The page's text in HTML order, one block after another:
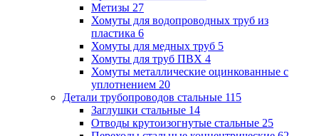
Метизы 27
Хомуты для водопроводных труб из
пластика 6
Хомуты для медных труб 5
Хомуты для труб ПВХ 4
Хомуты металлические оцинкованные с
уплотнением 20
Детали трубопроводов стальные 115
Заглушки стальные 14
Отводы крутоизогнутые стальные 25